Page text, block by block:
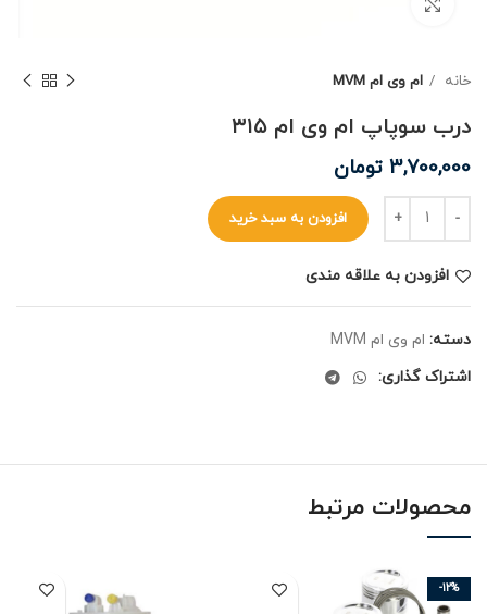
خانه ام وی ام MVM
درب سوپاپ ام وی ام ۳۱۵
3,700,000 تومان
افزودن به سبد خرید
افزودن به علاقه مندی
دسته: ام وی ام MVM
اشتراک گذاری:
محصولات مرتبط
-12%